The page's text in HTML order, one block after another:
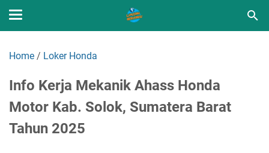
Home / Loker Honda
Info Kerja Mekanik Ahass Honda
Motor Kab. Solok, Sumatera Barat
Tahun 2025